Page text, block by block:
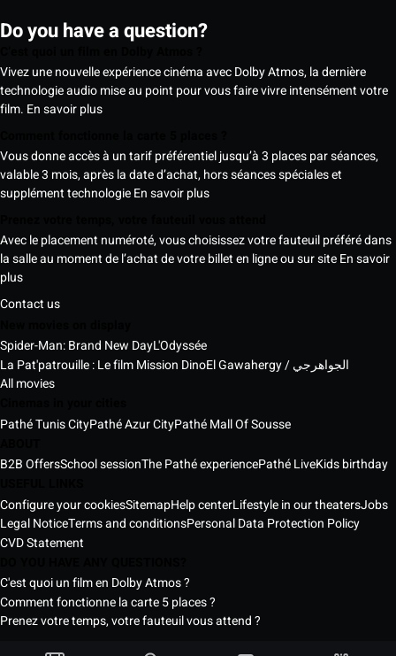
Do you have a question?
Vivez une nouvelle expérience cinéma avec Dolby Atmos, la dernière
technologie audio mise au point pour vous faire vivre intensément votre
film. En savoir plus
Vous donne accès à un tarif préférentiel jusqu’à 3 places par séances,
valable 3 mois, après la date d’achat, hors séances spéciales et
supplément technologieEn savoir plus
Avec le placement numéroté, vous choisissez votre fauteuil préféré dans
la salle au moment de l’achat de votre billet en ligne ou sur siteEn savoir
plus
Contact us
Spider-Man: Brand New DayL'Odyssée
La Pat'patrouille : Le film Mission Dino
El Gawahergy / الجواهرجي
All movies
Pathé Tunis CityPathé Azur CityPathé Mall Of Sousse
B2B OffersSchool sessionThe Pathé experiencePathé LiveKids birthday
Configure your cookiesSitemapHelp centerLifestyle in our theatersJobs
Legal NoticeTerms and conditionsPersonal Data Protection Policy
CVD Statement
C'est quoi un film en Dolby Atmos ?
Comment fonctionne la carte 5 places ?
Prenez votre temps, votre fauteuil vous attend ?